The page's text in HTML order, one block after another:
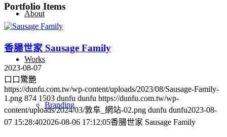
About
Works
Branding
Portfolio Items
香腸世家 Sausage Family
2023-08-07
口口驚艷
https://dunfu.com.tw/wp-content/uploads/2023/08/Sausage-Family-
1.png 874 1503 dunfu dunfu https://dunfu.com.tw/wp-
content/uploads/2024/03/敦阜_網站-02.png dunfu dunfu2023-08-
07 15:28:402026-08-06 17:12:05香腸世家 Sausage Family